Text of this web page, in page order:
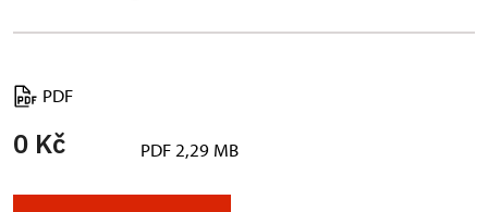
PDF
0 Kč PDF 2,29 MB